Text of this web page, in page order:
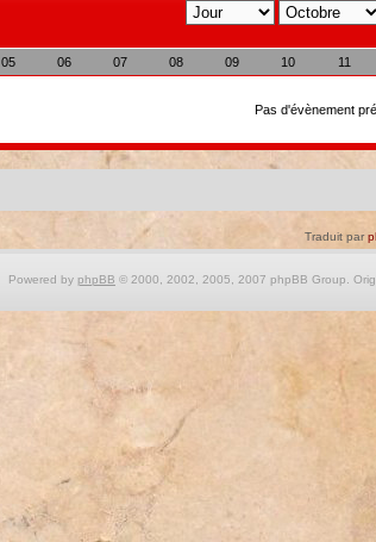
05 06 07 08 09 10 11
Pas d'évènement
Traduit par
Powered by phpBB © 2000, 2002, 2005, 2007 phpBB Group.